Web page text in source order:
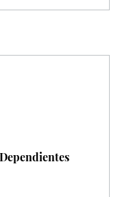
Fraud